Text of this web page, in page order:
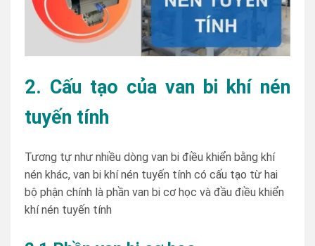
2. Cấu tạo của van bi khí nén
tuyến tính
Tương tự như nhiều dòng van bi điều khiển bằng khí
nén khác, van bi khí nén tuyến tính có cấu tạo từ hai
bộ phận chính là phần van bi cơ học và đầu điều khiển
khí nén tuyến tính